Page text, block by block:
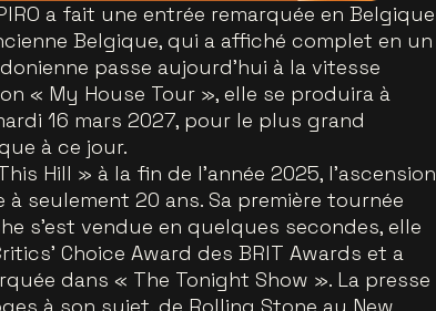
a fait une entrée remarquée en Belgique
Belgique, qui a affiché complet en un
passe aujourd’hui à la vitesse
« My House Tour », elle se produira à
16 mars 2027, pour le plus grand
à ce jour.
Hill » à la fin de l’année 2025, l’ascension
seulement 20 ans. Sa première tournée
s’est vendue en quelques secondes, elle
Choice Award des BRIT Awards et a
dans « The Tonight Show ». La presse